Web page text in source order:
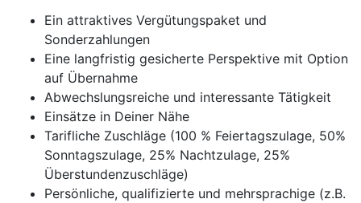
Ein attraktives Vergütungspaket und
Sonderzahlungen
Eine langfristig gesicherte Perspektive mit Option
auf Übernahme
Abwechslungsreiche und interessante Tätigkeit
Einsätze in Deiner Nähe
Tarifliche Zuschläge (100 % Feiertagszulage, 50%
Sonntagszulage, 25% Nachtzulage, 25%
Überstundenzuschläge)
Persönliche, qualifizierte und mehrsprachige (z.B.